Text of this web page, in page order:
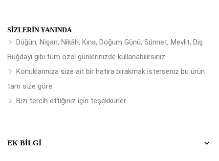
SIZLERIN YANINDA
Düğün, Nişan, Nikâh, Kına, Doğum Günü, Sünnet, Mevlit, Diş
Buğdayı gibi tüm özel günlerinizde kullanabilirsiniz.
Konuklarınıza size ait bir hatıra bırakmak isterseniz bu ürün
tam size göre.
Bizi tercih ettiğiniz için teşekkürler.
EK BILGI